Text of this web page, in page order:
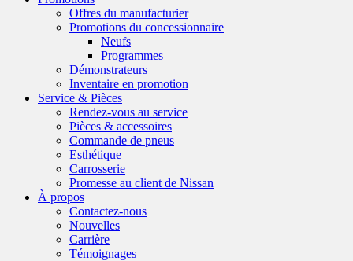
Offres du manufacturier
Promotions du concessionnaire
Neufs
Programmes
Démonstrateurs
Inventaire en promotion
Service & Pièces
Rendez-vous au service
Pièces & accessoires
Commande de pneus
Esthétique
Carrosserie
Promesse au client de Nissan
À propos
Contactez-nous
Nouvelles
Carrière
Témoignages